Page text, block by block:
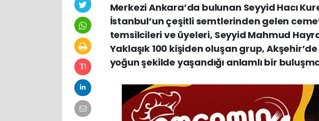
Merkezi Ankara’da bulunan Seyyid Hacı
İstanbul’un çeşitli semtlerinden gelen
temsilcileri ve üyeleri, Seyyid Mahmud
Yaklaşık 100 kişiden oluşan grup,
yoğun şekilde yaşandığı anlamlı bir